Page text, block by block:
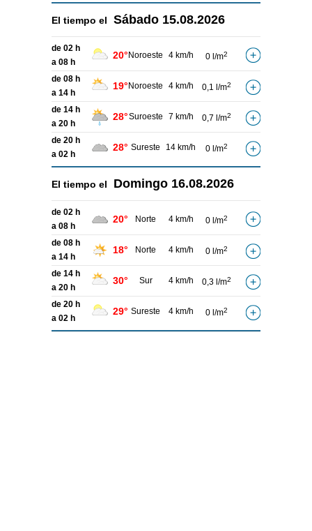
El tiempo el Sábado 15.08.2026
de 02 h
a 08 h
20° Noroeste 4 km/h 0 l/m2
de 08 h
a 14 h
19° Noroeste 4 km/h 0,1 l/m2
de 14 h
a 20 h
28°Suroeste 7 km/h 0,7 l/m2
de 20 h
a 02 h
28° Sureste 14 km/h 0 l/m2
El tiempo el Domingo 16.08.2026
de 02 h
a 08 h
20° Norte 4 km/h 0 l/m2
de 08 h
a 14 h
18° Norte 4 km/h 0 l/m2
de 14 h
a 20 h
30° Sur 4 km/h 0,3 l/m2
de 20 h
a 02 h
29° Sureste 4 km/h 0 l/m2